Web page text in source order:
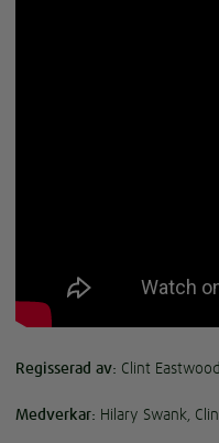
Regisserad av: Clint Eastwood
Medverkar: Hilary Swank,